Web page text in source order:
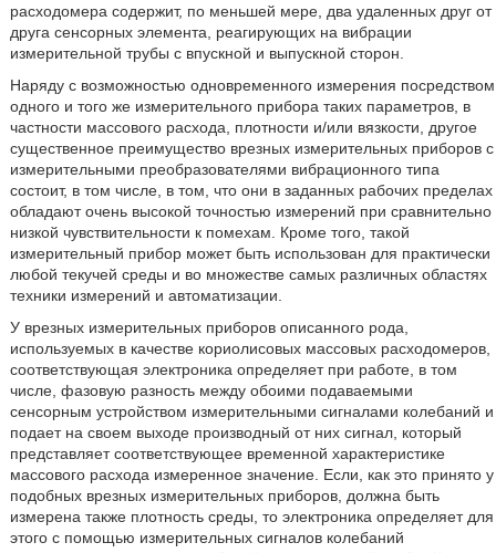
расходомера содержит, по меньшей мере, два удаленных друг от
друга сенсорных элемента, реагирующих на вибрации
измерительной трубы с впускной и выпускной сторон.
Наряду с возможностью одновременного измерения посредством
одного и того же измерительного прибора таких параметров, в
частности массового расхода, плотности и/или вязкости, другое
существенное преимущество врезных измерительных приборов с
измерительными преобразователями вибрационного типа
состоит, в том числе, в том, что они в заданных рабочих пределах
обладают очень высокой точностью измерений при сравнительно
низкой чувствительности к помехам. Кроме того, такой
измерительный прибор может быть использован для практически
любой текучей среды и во множестве самых различных областях
техники измерений и автоматизации.
У врезных измерительных приборов описанного рода,
используемых в качестве кориолисовых массовых расходомеров,
соответствующая электроника определяет при работе, в том
числе, фазовую разность между обоими подаваемыми
сенсорным устройством измерительными сигналами колебаний и
подает на своем выходе производный от них сигнал, который
представляет соответствующее временной характеристике
массового расхода измеренное значение. Если, как это принято у
подобных врезных измерительных приборов, должна быть
измерена также плотность среды, то электроника определяет для
этого с помощью измерительных сигналов колебаний